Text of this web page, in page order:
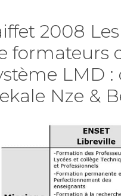
2008
formateurs
LMD
Nze &